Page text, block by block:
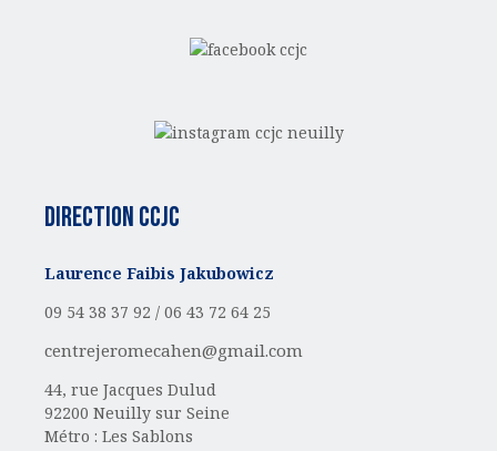
Direction CCJC
Laurence Faibis Jakubowicz
09 54 38 37 92 / 06 43 72 64 25
centrejeromecahen@gmail.com
44, rue Jacques Dulud
92200 Neuilly sur Seine
Métro : Les Sablons